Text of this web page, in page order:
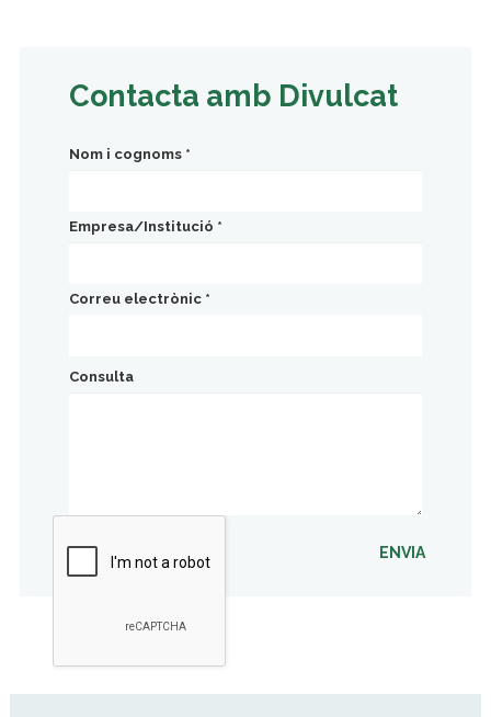
Contacta amb Divulcat
Nom i cognoms *
Empresa/Institució *
Correu electrònic *
Consulta
ENVIA